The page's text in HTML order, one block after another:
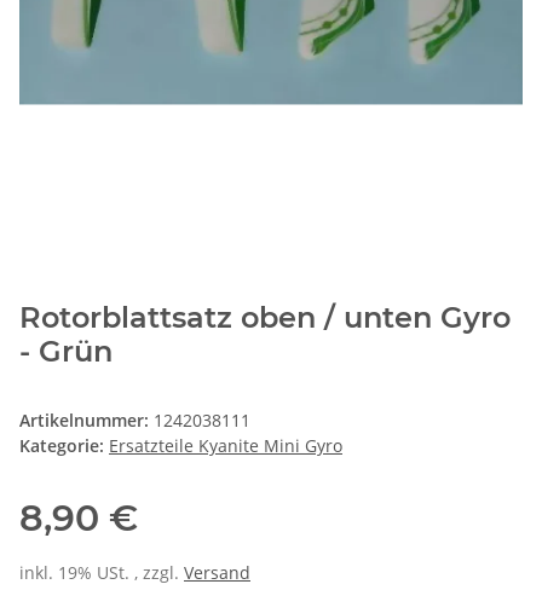
Rotorblattsatz oben / unten Gyro
- Grün
Artikelnummer: 1242038111
Kategorie: Ersatzteile Kyanite Mini Gyro
8,90 €
inkl. 19% USt. , zzgl. Versand